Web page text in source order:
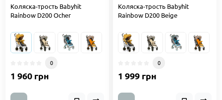
Коляска-трость Babyhit
Rainbow D200 Ocher
0
1 960 грн
Коляска-трость Babyhit
Rainbow D200 Beige
0
1 999 грн